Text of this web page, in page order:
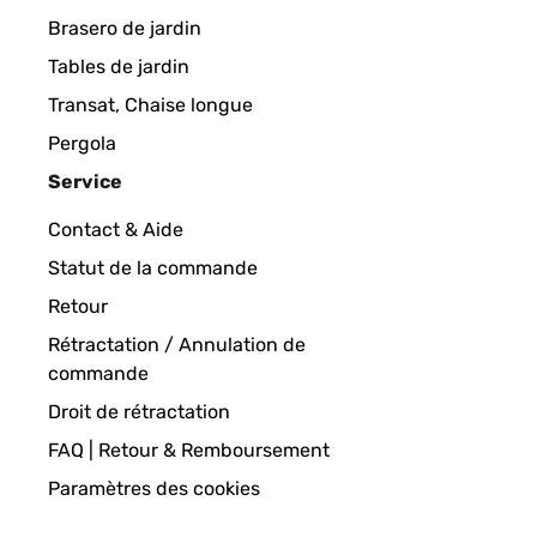
This is one of the only stands that comes WITH
and heavy enough that I didn't have to worry
Amazon user
This is one of the only stands that comes WITH
and heavy enough that I didn't have to worry
Amazon-Benutzer
Very happy with my purchase likes very nice in
Brasero de jardin
Tables de jardin
Transat, Chaise longue
Pergola
Service
Contact & Aide
Statut de la commande
Retour
Rétractation / Annulation de
commande
Droit de rétractation
FAQ | Retour & Remboursement
Paramètres des cookies